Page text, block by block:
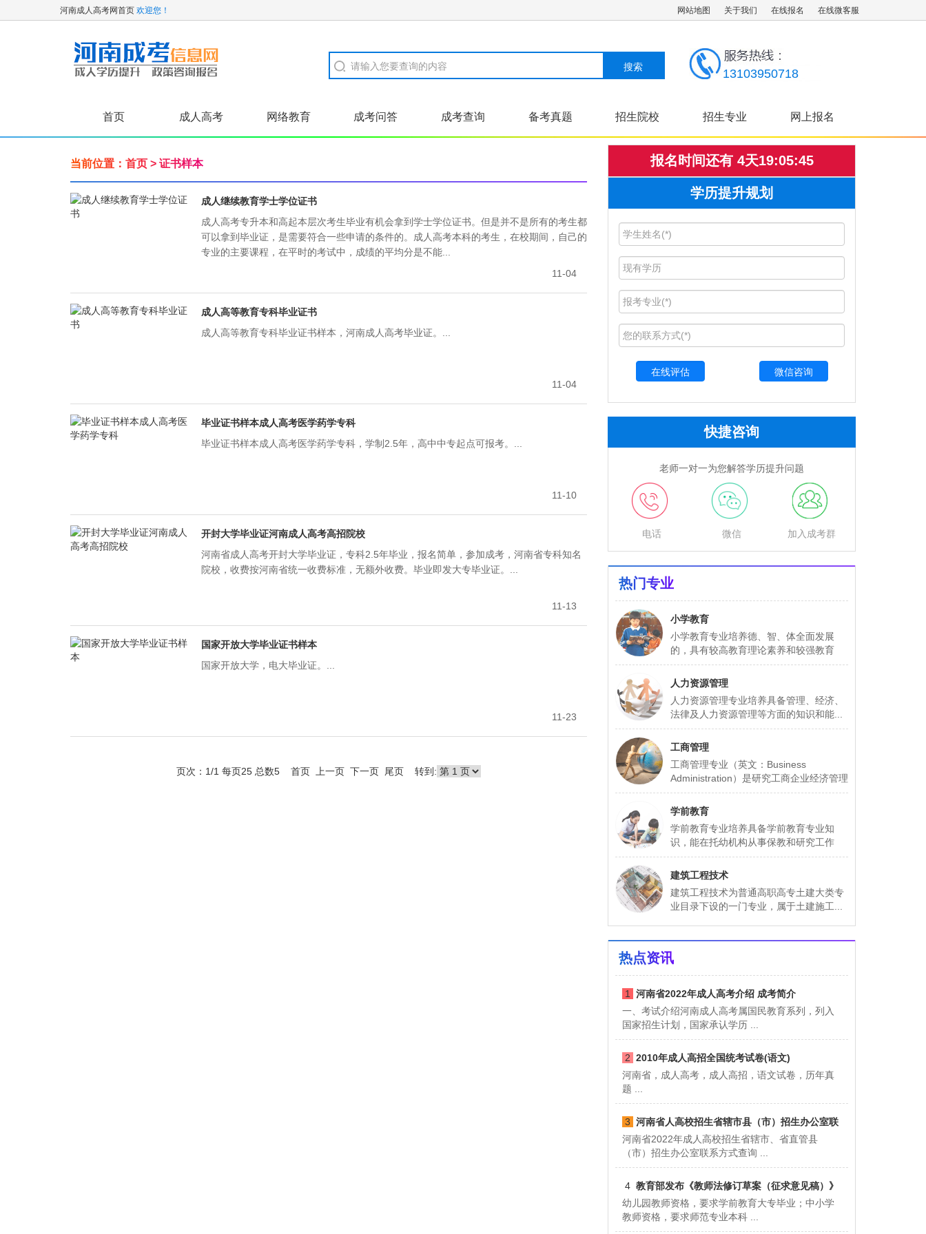
河南成人高考网首页 欢迎您！ 网站地图 关于我们 在线报名 在线微客服
13103950718
首页 成人高考 网络教育 成考问答 成考查询 备考真题 招生院校 招生专业 网上报名
关于我们 高起专 成考指南
当前位置： 首页 > 证书样本
成人继续教育学士学位证书
成人高考专升本和高起本层次考生毕业有机会拿到学士学位证书。但是并不是所有的考生都
可以拿到毕业证，是需要符合一些申请的条件的。成人高考本科的考生，在校期间，自己的
专业的主要课程，在平时的考试中，成绩的平均分是不能...
11-04
成人高等教育专科毕业证书
成人高等教育专科毕业证书样本，河南成人高考毕业证。...
11-04
毕业证书样本成人高考医学药学专科
毕业证书样本成人高考医学药学专科，学制2.5年，高中中专起点可报考。...
11-10
开封大学毕业证河南成人高考高招院校
河南省成人高考开封大学毕业证，专科2.5年毕业，报名简单，参加成考，河南省专科知名
院校，收费按河南省统一收费标准，无额外收费。毕业即发大专毕业证。...
11-13
国家开放大学毕业证书样本
国家开放大学，电大毕业证。...
11-23
页次：1/1 每页25 总数5 首页 上一页 下一页 尾页 转到:
报名时间还有 4天19:05:45
学历提升规划
微信咨询
快捷咨询
老师一对一为您解答学历提升问题
电话 微信 加入成考群
热门专业
小学教育
小学教育专业培养德、智、体全面发展
的，具有较高教育理论素养和较强教育
实...
人力资源管理
人力资源管理专业培养具备管理、经济、
法律及人力资源管理等方面的知识和能...
工商管理
工商管理专业（英文：Business
Administration）是研究工商企业经济管理
基本...
学前教育
学前教育专业培养具备学前教育专业知
识，能在托幼机构从事保教和研究工作
的...
建筑工程技术
建筑工程技术为普通高职高专土建大类专
业目录下设的一门专业，属于土建施工...
热点资讯
1
河南省2022年成人高考介绍 成考简介
一、考试介绍河南成人高考属国民教育系列，列入
国家招生计划，国家承认学历 ...
2 2010年成人高招全国统考试卷(语文)
河南省，成人高考，成人高招，语文试卷，历年真
题 ...
3 河南省人高校招生省辖市县（市）招生办公室联
系方式
河南省2022年成人高校招生省辖市、省直管县
（市）招生办公室联系方式查询 ...
4 教育部发布《教师法修订草案（征求意见稿）》
节选
幼儿园教师资格，要求学前教育大专毕业；中小学
教师资格，要求师范专业本科 ...